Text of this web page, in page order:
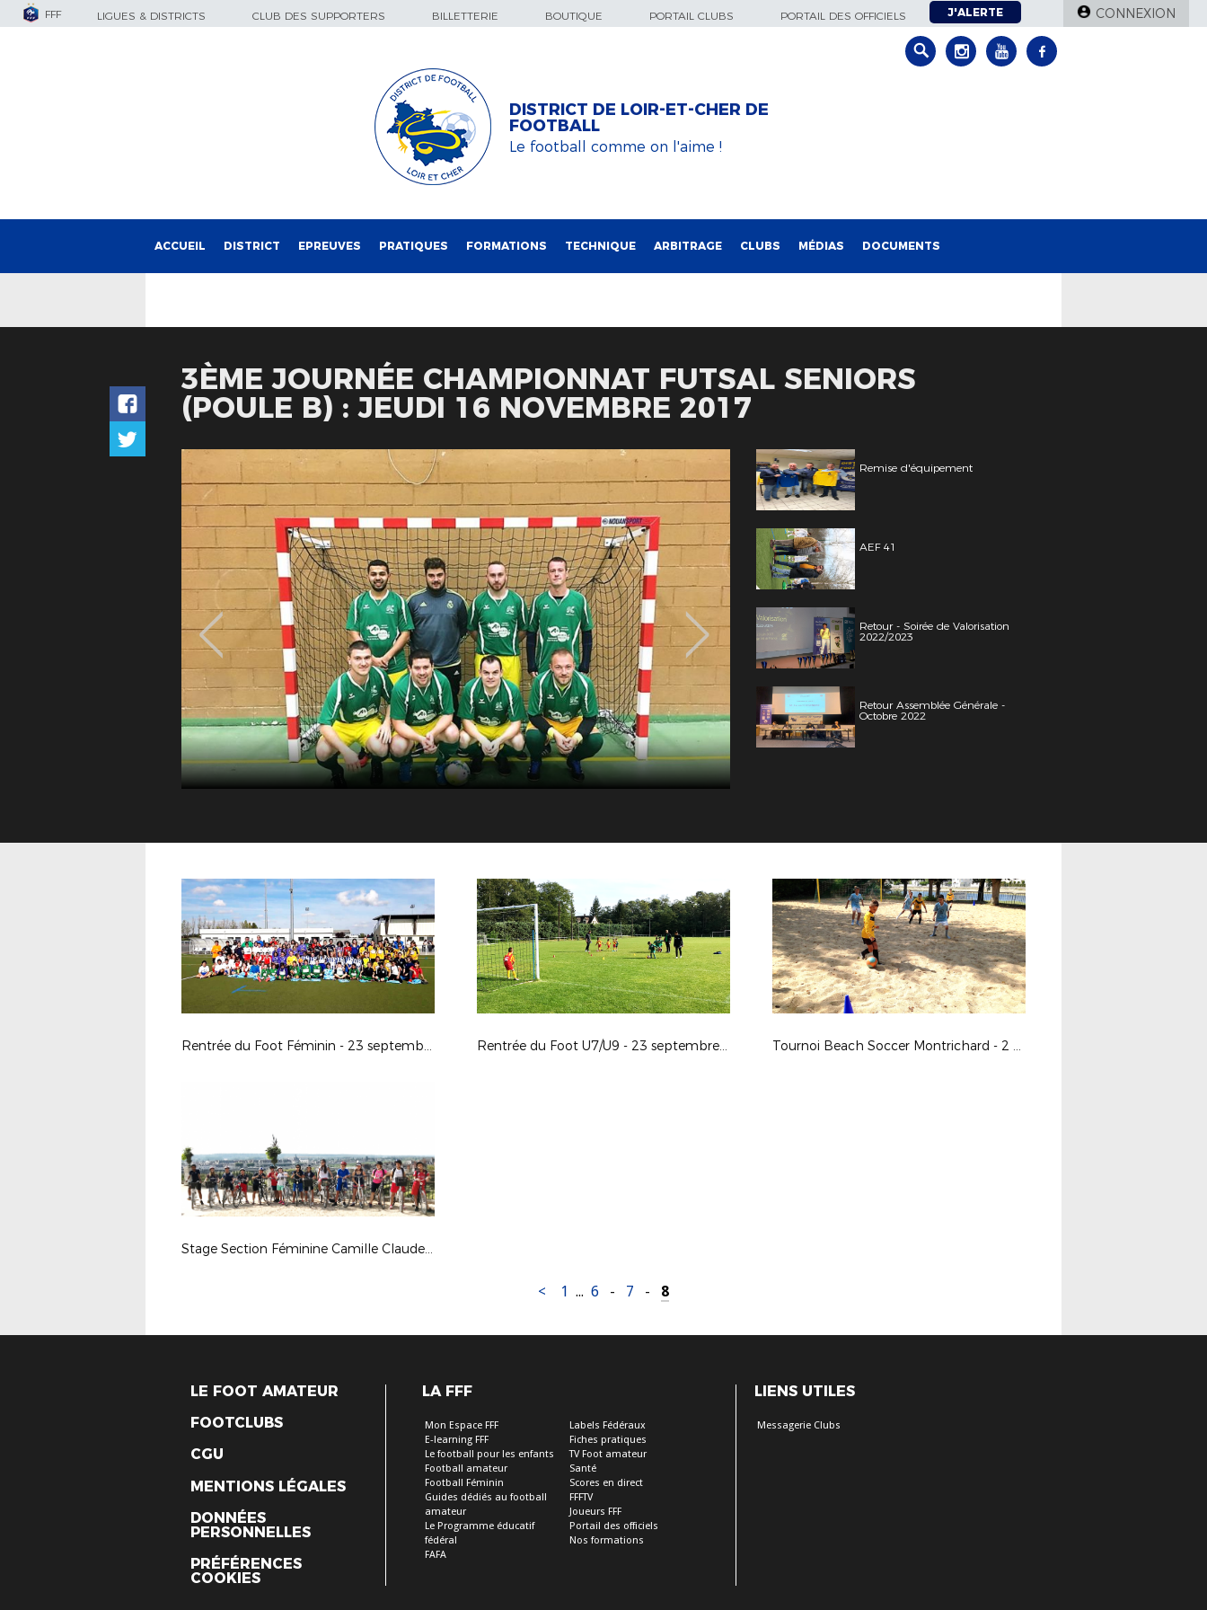
FFF LIGUES & DISTRICTS CLUB DES SUPPORTERS BILLETTERIE BOUTIQUE PORTAIL CLUBS PORTAIL DES OFFICIELS J'ALERTE CONNEXION
DISTRICT DE LOIR-ET-CHER DE
FOOTBALL
Le football comme on l'aime !
ACCUEIL DISTRICT EPREUVES PRATIQUES FORMATIONS TECHNIQUE ARBITRAGE CLUBS MÉDIAS DOCUMENTS
3ÈME JOURNÉE CHAMPIONNAT FUTSAL SENIORS
(POULE B) : JEUDI 16 NOVEMBRE 2017
Remise d'équipement
AEF 41
Retour - Soirée de Valorisation
2022/2023
Retour Assemblée Générale -
Octobre 2022
Rentrée du Foot Féminin - 23 septembre 2017 Rentrée du Foot U7/U9 - 23 septembre 2017 Tournoi Beach Soccer Montrichard - 2 septembre 2017
Stage Section Féminine Camille Claudel - 29 au 31 août 2017
< 1 ... 6 - 7 - 8
LE FOOT AMATEUR
FOOTCLUBS
CGU
MENTIONS LÉGALES
DONNÉES
PERSONNELLES
PRÉFÉRENCES
COOKIES
LA FFF
Mon Espace FFF
E-learning FFF
Le football pour les enfants
Football amateur
Football Féminin
Guides dédiés au football
amateur
Le Programme éducatif
fédéral
FAFA
Labels Fédéraux
Fiches pratiques
TV Foot amateur
Santé
Scores en direct
FFFTV
Joueurs FFF
Portail des officiels
Nos formations
LIENS UTILES
Messagerie Clubs